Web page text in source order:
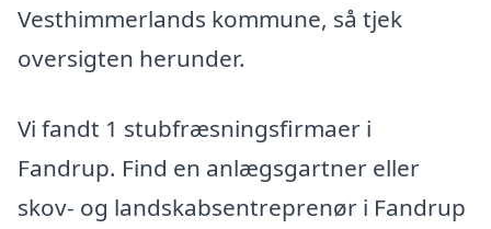
Vesthimmerlands kommune, så tjek
oversigten herunder.
Vi fandt 1 stubfræsningsfirmaer i
Fandrup. Find en anlægsgartner eller
skov- og landskabsentreprenør i Fandrup